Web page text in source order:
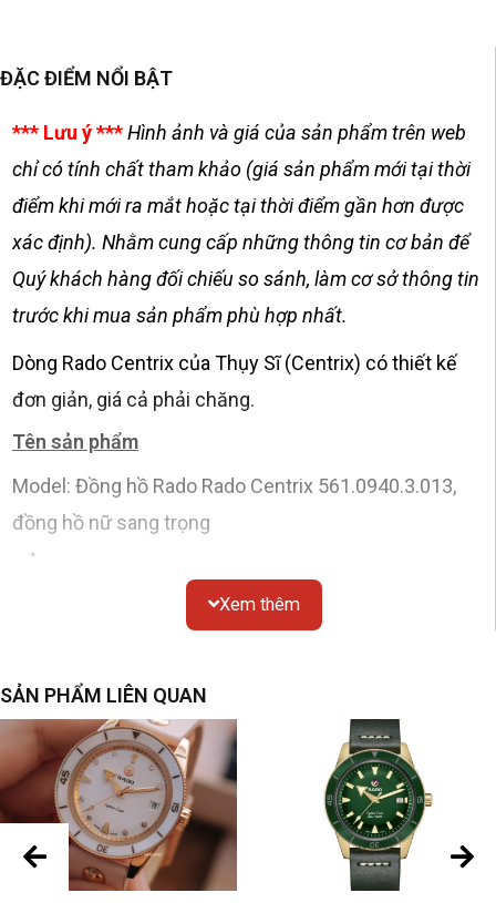
ĐẶC ĐIỂM NỔI BẬT
*** Lưu ý ***Hình ảnh và giá của sản phẩm trên web
chỉ có tính chất tham khảo (giá sản phẩm mới tại thời
điểm khi mới ra mắt hoặc tại thời điểm gần hơn được
xác định). Nhằm cung cấp những thông tin cơ bản để
Quý khách hàng đối chiếu so sánh, làm cơ sở thông tin
trước khi mua sản phẩm phù hợp nhất.
Dòng Rado Centrix của Thụy Sĩ (Centrix) có thiết kế
đơn giản, giá cả phải chăng.
Tên sản phẩm
Model: Đồng hồ Rado Rado Centrix 561.0940.3.013,
đồng hồ nữ sang trọng
: tròn, thép không gỉ
Chống thấm nước: 30 mét
Kích thước: đường kính 28mm, độ dày 9mm
Nắp dưới: đáy trong suốt
quay số
Màu sắc & Chất liệu: Xám
dây đeo đồng hồ
Xem thêm
SẢN PHẨM LIÊN QUAN